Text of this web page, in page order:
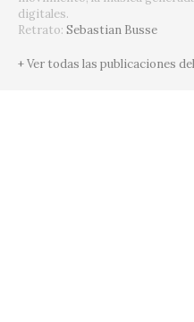
digitales.
Retrato: Sebastian Busse
+ Ver todas las publicaciones